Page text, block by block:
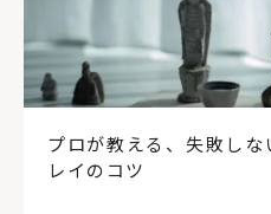
プロが教える、失敗し
レイのコツ